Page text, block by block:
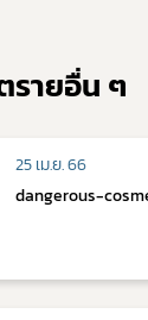
รายอื่น ๆ
25 เม.ย. 66
dangerous-